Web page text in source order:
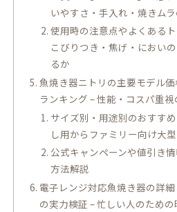
いやすさ・手入れ・焼きム
使用時の注意点やよくある
こびりつき・焦げ・におい
るか
魚焼き器ニトリの主要モデル
ランキング – 性能・コスパ重
サイズ別・用途別のおすす
し用からファミリー向け大
公式キャンペーンや値引き
方法解説
電子レンジ対応魚焼き器の詳
の実力検証 – 忙しい人のため